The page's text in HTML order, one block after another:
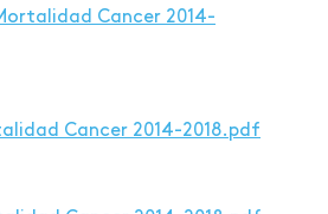
Cancer 2014-
Cancer 2014-2018.pdf